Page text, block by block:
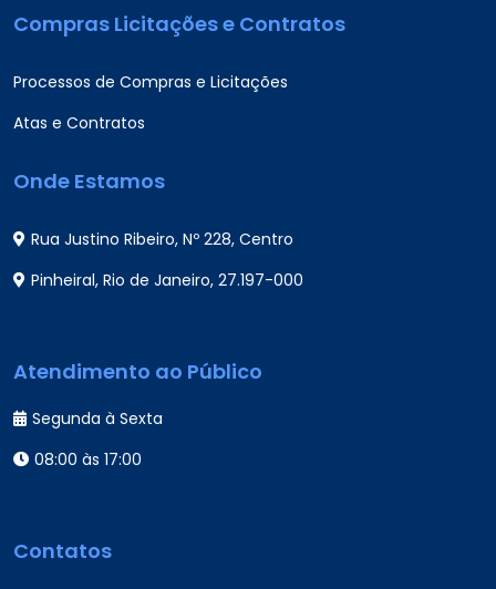
Compras Licitações e Contratos
Processos de Compras e Licitações
Atas e Contratos
Onde Estamos
Rua Justino Ribeiro, Nº 228, Centro
Pinheiral, Rio de Janeiro, 27.197-000
Atendimento ao Público
Segunda à Sexta
08:00 às 17:00
Contatos